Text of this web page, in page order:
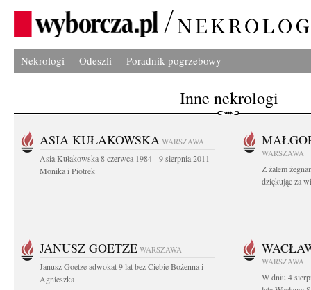
Nekrologi Odeszli Poradnik pogrzebowy
Inne nekrologi
ASIA KUŁAKOWSKA WARSZAWA
Asia Kułakowska 8 czerwca 1984 - 9 sierpnia 2011
Monika i Piotrek
WARSZAWA
Z żalem
dziękując za
JANUSZ GOETZE WARSZAWA
Janusz Goetze adwokat 9 lat bez Ciebie Bożenna i
Agnieszka
WARSZAWA
W dniu 4